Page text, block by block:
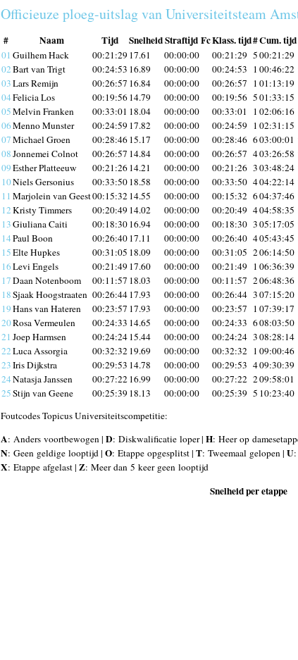
Officieuze ploeg-uitslag van Universiteitsteam
# Naam Tijd SnelheidStraftijd FcKlass. tijd#Cum. tijd
01 Guilhem Hack 00:21:29 17.61 00:00:00 00:21:29 500:21:29
02Bart van Trigt 00:24:53 16.89 00:00:00 00:24:53 1 00:46:22
03Lars Remijn 00:26:57 16.84 00:00:00 00:26:57 1 01:13:19
04Felicia Los 00:19:5614.79 00:00:00 00:19:56 501:33:15
05Melvin Franken 00:33:01 18.04 00:00:00 00:33:01 1 02:06:16
06Menno Munster 00:24:59 17.82 00:00:00 00:24:59 1 02:31:15
07Michael Groen 00:28:4615.17 00:00:00 00:28:46 603:00:01
08Jonnemei Colnot 00:26:57 14.84 00:00:00 00:26:57 403:26:58
09Esther Platteeuw 00:21:2614.21 00:00:00 00:21:26 303:48:24
10Niels Gersonius 00:33:5018.58 00:00:00 00:33:50 404:22:14
11 Marjolein van Geest00:15:3214.55 00:00:00 00:15:32 604:37:46
12Kristy Timmers 00:20:49 14.02 00:00:00 00:20:49 404:58:35
13Giuliana Caiti 00:18:3016.94 00:00:00 00:18:30 305:17:05
14Paul Boon 00:26:4017.11 00:00:00 00:26:40 405:43:45
15Elte Hupkes 00:31:05 18.09 00:00:00 00:31:05 206:14:50
16Levi Engels 00:21:49 17.60 00:00:00 00:21:49 1 06:36:39
17Daan Notenboom 00:11:57 18.03 00:00:00 00:11:57 206:48:36
18Sjaak Hoogstraaten 00:26:4417.93 00:00:00 00:26:44 307:15:20
19Hans van Hateren 00:23:57 17.93 00:00:00 00:23:57 1 07:39:17
20Rosa Vermeulen 00:24:33 14.65 00:00:00 00:24:33 608:03:50
21 Joep Harmsen 00:24:2415.44 00:00:00 00:24:24 308:28:14
22Luca Assorgia 00:32:3219.69 00:00:00 00:32:32 1 09:00:46
23Iris Dijkstra 00:29:53 14.78 00:00:00 00:29:53 409:30:39
24Natasja Janssen 00:27:2216.99 00:00:00 00:27:22 209:58:01
25Stijn van Geene 00:25:39 18.13 00:00:00 00:25:39 5 10:23:40
Foutcodes Topicus Universiteitscompetitie:
A: Anders voortbewogen | D: Diskwalificatie loper | H: Heer op
N: Geen geldige looptijd | O: Etappe opgesplitst | T: Tweemaal gelopen | U:
X: Etappe afgelast | Z: Meer dan 5 keer geen looptijd
Snelheid per etappe